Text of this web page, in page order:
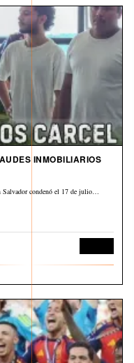
INMOBILIARIOS
Salvador condenó el 17 de julio…